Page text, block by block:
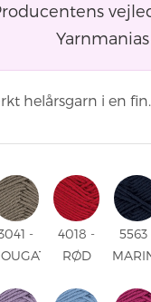
helårsgarn i en
-
4018 -
RØD
5563